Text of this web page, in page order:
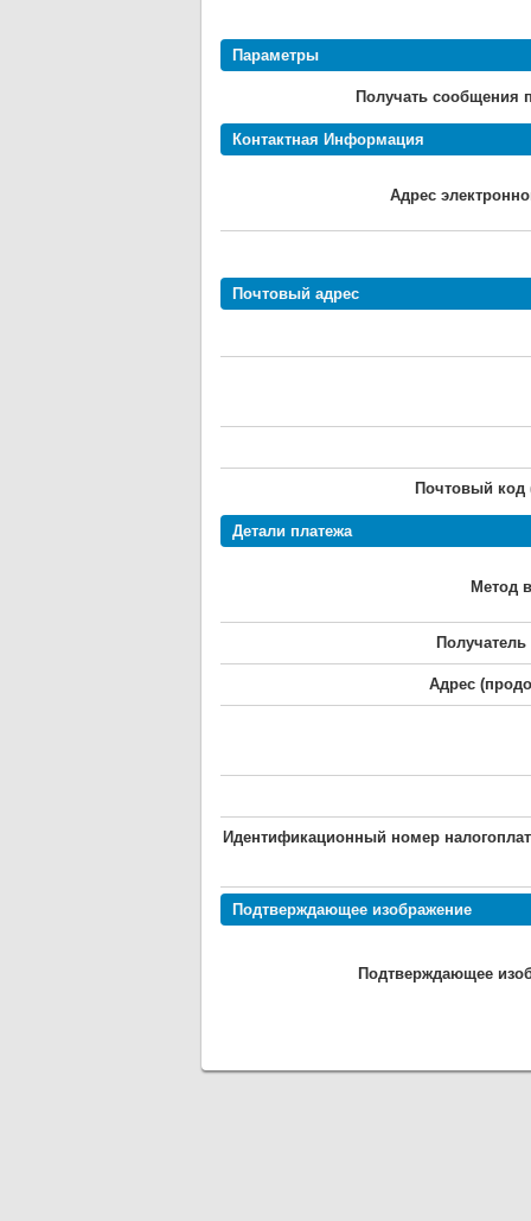
Параметры
Получать сообщения
Контактная Информация
Адрес
Почтовый адрес
Почтовый код
Детали платежа
Метод
Получатель
Адрес
Идентификационный номер
Подтверждающее изображение
Подтверждающее